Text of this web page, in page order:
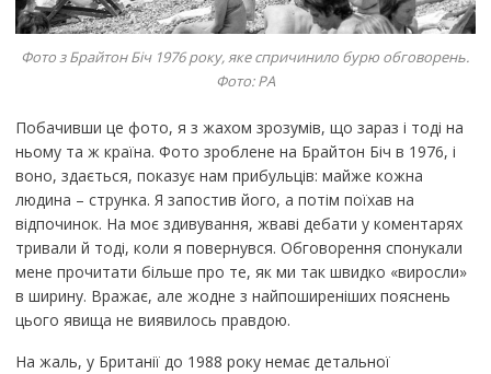
Фото з Брайтон Біч 1976 року, яке спричинило бурю обговорень.
Фото: РА
Побачивши це фото, я з жахом зрозумів, що зараз і тоді на
ньому та ж країна. Фото зроблене на Брайтон Біч в 1976, і
воно, здається, показує нам прибульців: майже кожна
людина – струнка. Я запостив його, а потім поїхав на
відпочинок. На моє здивування, жваві дебати у коментарях
тривали й тоді, коли я повернувся. Обговорення спонукали
мене прочитати більше про те, як ми так швидко «виросли»
в ширину. Вражає, але жодне з найпоширеніших пояснень
цього явища не виявилось правдою.
На жаль, у Британії до 1988 року немає детальної